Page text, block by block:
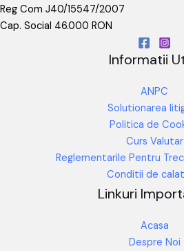
Reg Com J40/15547/2007
Cap. Social 46.000 RON
Informatii
ANPC
Solutionarea
Politica de
Curs Valutar
Reglementarile Pentru
Conditii de
Linkuri
Acasa
Despre Noi